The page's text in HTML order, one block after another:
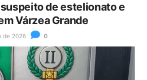
de estelionato e
Várzea Grande
de 2026 0